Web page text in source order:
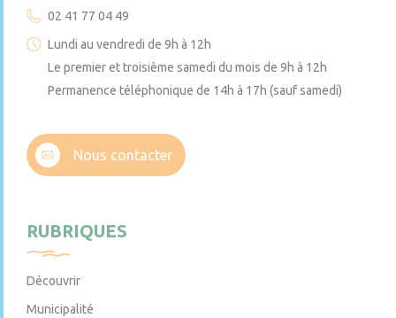
02 41 77 04 49
Lundi au vendredi de 9h à 12h
Le premier et troisième samedi du mois de 9h à 12h
Permanence téléphonique de 14h à 17h (sauf samedi)
Nous contacter
RUBRIQUES
Découvrir
Municipalité